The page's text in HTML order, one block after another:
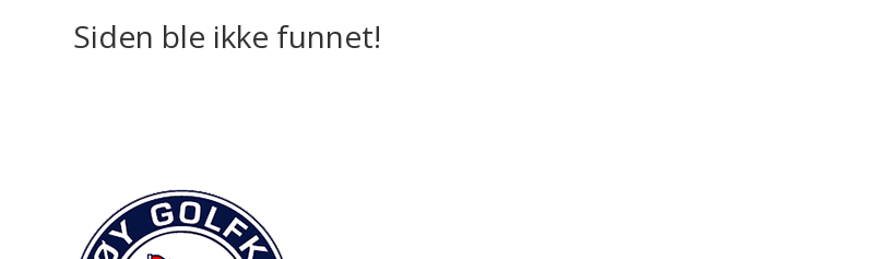
Siden ble ikke funnet!